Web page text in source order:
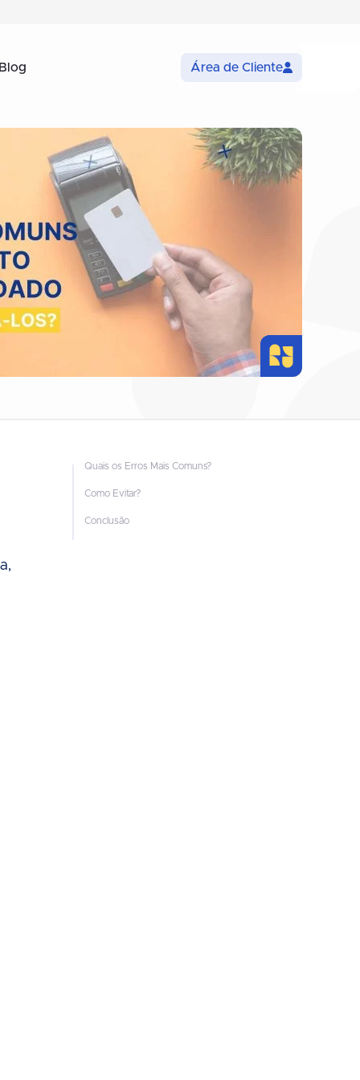
Área de Cliente
Quais os Erros Mais Comuns?
Como Evitar?
Conclusão